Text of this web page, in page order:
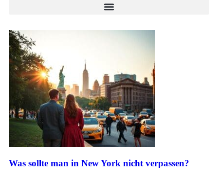
Was sollte man in New York nicht verpassen?